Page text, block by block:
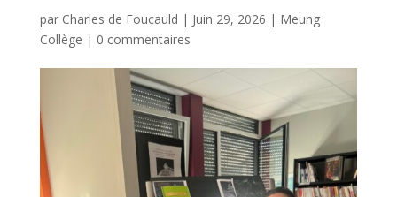
par Charles de Foucauld | Juin 29, 2026 | Meung
Collège | 0 commentaires